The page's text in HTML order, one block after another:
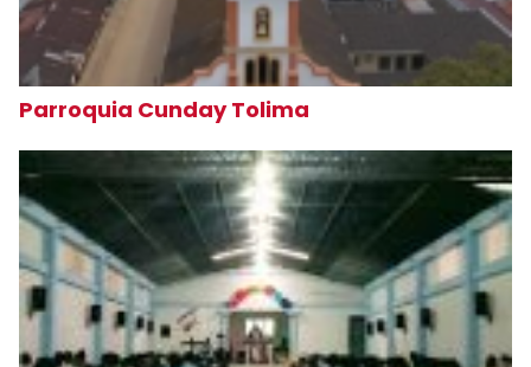
Parroquia Cunday Tolima